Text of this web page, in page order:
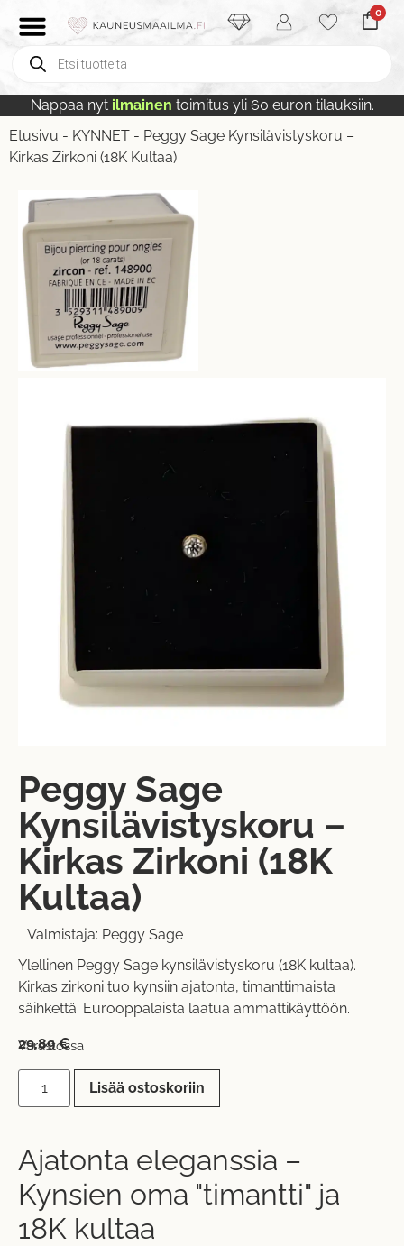
0
Nappaa nyt ilmainen toimitus yli 60 euron tilauksiin.
Etusivu - KYNNET - Peggy Sage Kynsilävistyskoru –
Kirkas Zirkoni (18K Kultaa)
Peggy Sage
Kynsilävistyskoru –
Kirkas Zirkoni (18K
Kultaa)
Valmistaja: Peggy Sage
Ylellinen Peggy Sage kynsilävistyskoru (18K kultaa).
Kirkas zirkoni tuo kynsiin ajatonta, timanttimaista
säihkettä. Eurooppalaista laatua ammattikäyttöön.
29,89€
Varastossa
Lisää ostoskoriin
Ajatonta eleganssia –
Kynsien oma "timantti" ja
18K kultaa